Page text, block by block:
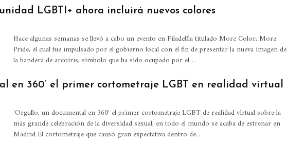
LGBTI+ ahora incluirá nuevos colores
Hace algunas semanas se llevó a cabo un evento en Filadelfia titulado More Color, More
Pride, el cual fue impulsado por el gobierno local con el fin de presentar la nueva imagen de
la bandera de arcoíris, símbolo que ha sido ocupado por el…
en 360’ el primer cortometraje LGBT en realidad virtual
'Orgullo, un documental en 360' el primer cortometraje LGBT de realidad virtual sobre la
más grande celebración de la diversidad sexual, en todo el mundo se acaba de estrenar en
Madrid El cortometraje que causó gran expectativa dentro de…